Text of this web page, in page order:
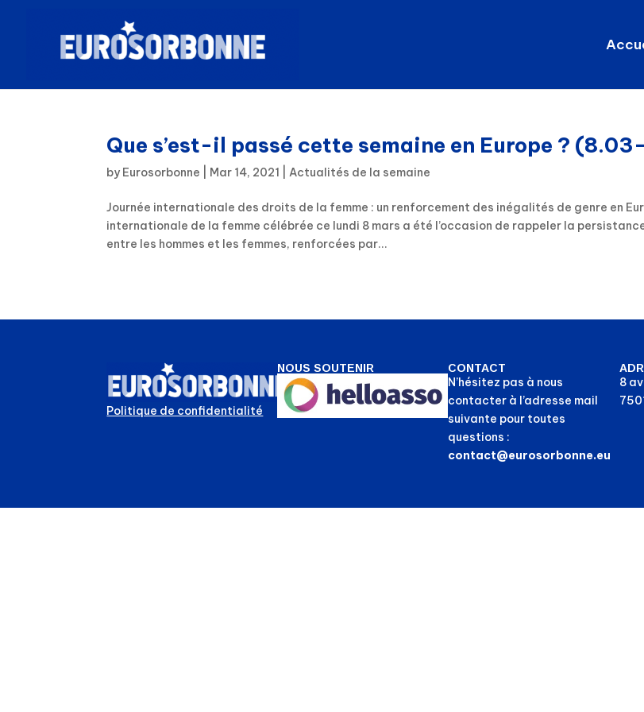
Que s’est-il passé cette semaine en Europe ?
by Eurosorbonne Mar 14, 2021 |Actualités de la semaine
Journée internationale des droits de la femme : un renforcement des inégalités de genre en
internationale de la femme célébrée ce lundi 8 mars a été l’occasion de rappeler la
entre les hommes et les femmes, renforcées par...
Politique de confidentialité
NOUS SOUTENIR CONTACT
N’hésitez pas à nous
contacter à l’adresse mail
suivante pour toutes
questions :
contact@eurosorbonne.eu
8